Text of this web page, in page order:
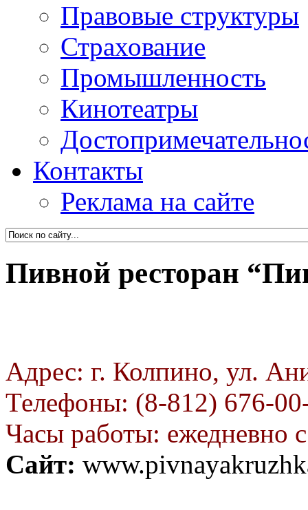
Правовые структуры
Страхование
Промышленность
Кинотеатры
Контакты
Реклама на сайте
Пивной ресторан
Адрес: г. Колпино, ул.
Телефоны: (8-812) 676-
Часы работы: ежедневно
Сайт: